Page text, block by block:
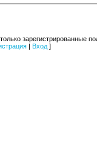
зарегистрированные
Вход ]